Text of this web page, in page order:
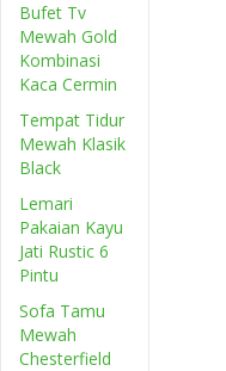
Bufet Tv
Mewah Gold
Kombinasi
Kaca Cermin
Tempat Tidur
Mewah Klasik
Black
Lemari
Pakaian Kayu
Jati Rustic 6
Pintu
Sofa Tamu
Mewah
Chesterfield